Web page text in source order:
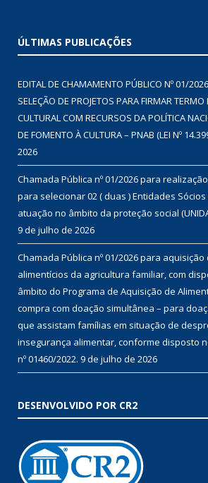
ÚLTIMAS PUBLICAÇÕES
EDITAL DE CHAMAMENTO PÚBLICO Nº 01/
SELEÇÃO DE PROJETOS PARA FIRMAR TERMO
CULTURAL COM RECURSOS DA POLÍTICA
DE FOMENTO À CULTURA – PNAB (LEI Nº
2026
Chamada Pública nº 01/2026 para
para selecionar 02 ( duas ) Entidades
atuação no âmbito da proteção social
9 de julho de 2026
Chamada Pública nº 01/2026 para
alimentícios da agricultura familiar, com
âmbito do Programa de Aquisição de
compra com doação simultânea – para
que assistam famílias em situação de
insegurança alimentar, conforme disposto
nº 01460/2022. 9 de julho de 2026
DESENVOLVIDO POR CR2